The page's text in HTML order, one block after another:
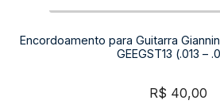
Encordoamento para Guitarra
GEEGST13 (.013 –
R$ 40,00